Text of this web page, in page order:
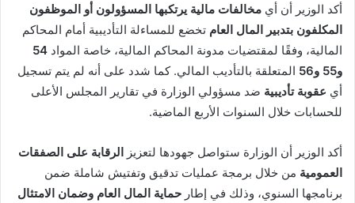
أكد الوزير أن أي مخالفات مالية يرتكبها المسؤولون أو الموظفون
المكلفون بتدبير المال العام تخضع للمساءلة التأديبية أمام المحاكم
المالية، وفقًا لمقتضيات مدونة المحاكم المالية، خاصة المواد 54
و55 و56
المتعلقة بالتأديب المالي. كما شدد على أنه لم يتم تسجيل
أي عقوبة تأديبية ضد مسؤولي الوزارة في تقارير المجلس الأعلى
للحسابات خلال السنوات الأربع الماضية.
أكد الوزير أن الوزارة ستواصل جهودها لتعزيز الرقابة على الصفقات
العمومية من خلال برمجة عمليات تدقيق وتفتيش شاملة ضمن
برنامجها السنوي، وذلك في إطار حماية المال العام وضمان الامتثال